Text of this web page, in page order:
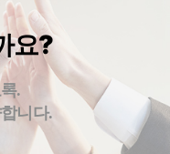
요?
.
니다.